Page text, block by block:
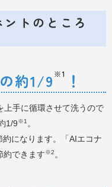
トのところ
約1/9 ※1 ！
上手に循環させて洗うので
1/9※1。
約になります。「AIエコナ
約できます※2。